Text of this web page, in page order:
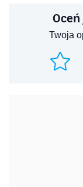
Twoja